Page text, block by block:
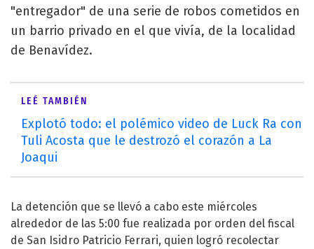
"entregador" de una serie de robos cometidos en
un barrio privado en el que vivía, de la localidad
de Benavídez.
LEÉ TAMBIÉN
Explotó todo: el polémico video de Luck Ra con
Tuli Acosta que le destrozó el corazón a La
Joaqui
La detención que se llevó a cabo este miércoles
alrededor de las 5:00 fue realizada por orden del fiscal
de San Isidro Patricio Ferrari, quien logró recolectar